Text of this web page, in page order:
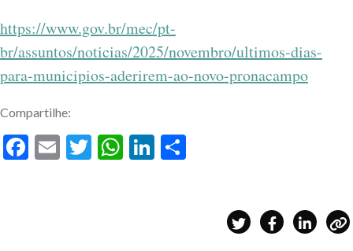
https://www.gov.br/mec/pt-
br/assuntos/noticias/2025/novembro/ultimos-dias-
para-municipios-aderirem-ao-novo-pronacampo
Compartilhe:
Facebook
EmailTwitterWhatsApp
LinkedIn